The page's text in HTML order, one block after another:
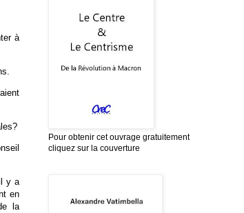
à
y a
en
la
Pour obtenir cet ouvrage gratuitement
cliquez sur la couverture